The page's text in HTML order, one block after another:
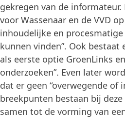
gekregen van de
voor Wassenaar en de VVD
inhoudelijke en
kunnen vinden”. Ook bestaat
als eerste optie GroenLinks
onderzoeken”. Even later
dat er geen “overwegende of
breekpunten bestaan bij
samen tot de vorming van